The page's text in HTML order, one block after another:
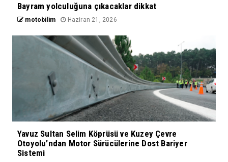
Bayram yolculuğuna çıkacaklar dikkat
motobilim Haziran 21, 2026
Yavuz Sultan Selim Köprüsü ve Kuzey Çevre
Otoyolu’ndan Motor Sürücülerine Dost Bariyer
Sistemi